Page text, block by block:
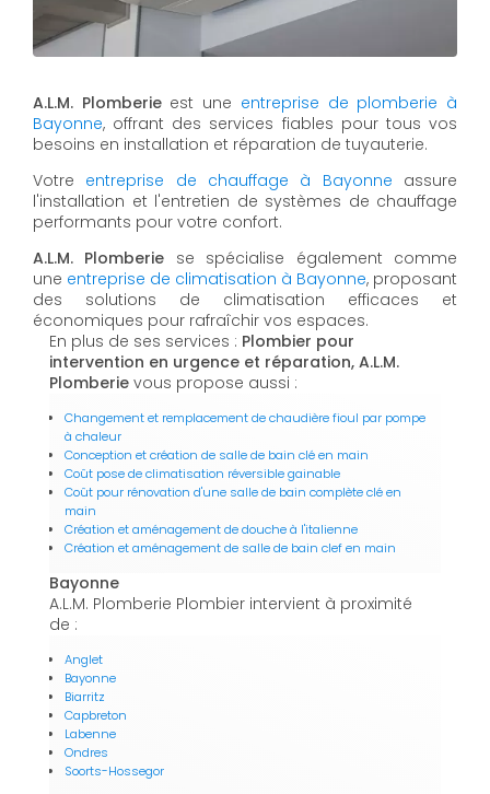
A.L.M. Plomberieest une entreprise de plomberie à
Bayonne, offrant des services fiables pour tous vos
besoins en installation et réparation de tuyauterie.
Votre entreprise de chauffage à Bayonne assure
l'installation et l'entretien de systèmes de chauffage
performants pour votre confort.
A.L.M. Plomberie se spécialise également comme
une entreprise de climatisation à Bayonne, proposant
des solutions de climatisation efficaces et
économiques pour rafraîchir vos espaces.
En plus de ses services : Plombier pour
intervention en urgence et réparation, A.L.M.
Plomberie vous propose aussi :
Changement et remplacement de chaudière fioul par pompe
à chaleur
Conception et création de salle de bain clé en main
Coût pose de climatisation réversible gainable
Coût pour rénovation d'une salle de bain complète clé en
main
Création et aménagement de douche à l'italienne
Création et aménagement de salle de bain clef en main
Bayonne
A.L.M. Plomberie Plombier intervient à proximité
de :
Anglet
Bayonne
Biarritz
Capbreton
Labenne
Ondres
Soorts-Hossegor